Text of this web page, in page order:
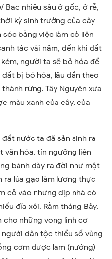
Bao nhiêu sâu ở gốc, ở rễ,
kỳ sinh trưởng của cây
sóc bằng việc làm cỏ liên
tác vài năm, đến khi đất
người ta sẽ bỏ hóa để
bị bỏ hóa, lâu dần theo
rừng. Tây Nguyên xưa
màu xanh của cây, của
nước ta đã sản sinh ra
văn hóa, tín ngưỡng liên
bánh dày ra đời như một
lúa gạo làm lương thực
cỗ vào những dịp nhà có
đĩa xôi. Rằm tháng Bảy,
cho những vong linh cơ
người dân tộc thiểu số vùng
cơm được lam (nướng)